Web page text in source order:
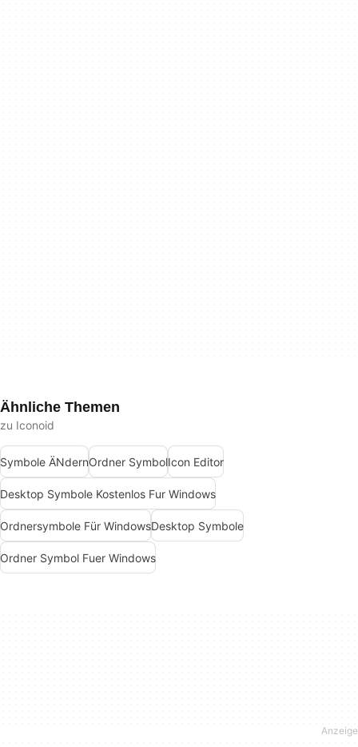
Ähnliche Themen
zu Iconoid
Symbole ÄNdernOrdner SymbolIcon Editor
Desktop Symbole Kostenlos Fur Windows
Ordnersymbole Für WindowsDesktop Symbole
Ordner Symbol Fuer Windows